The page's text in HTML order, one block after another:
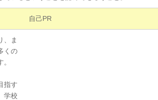
自己PR
、ま
くの
指す
学校